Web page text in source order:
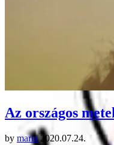
Az országos
by maria 2020.07.24.